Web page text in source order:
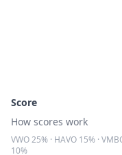
Score
How scores work
VWO 25% · HAVO 15% ·
10%